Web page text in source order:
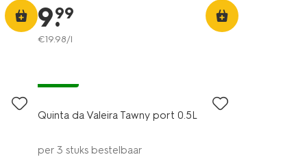
9.
99
€19.98/l
Quinta da Valeira Tawny port 0.5L
per 3 stuks bestelbaar